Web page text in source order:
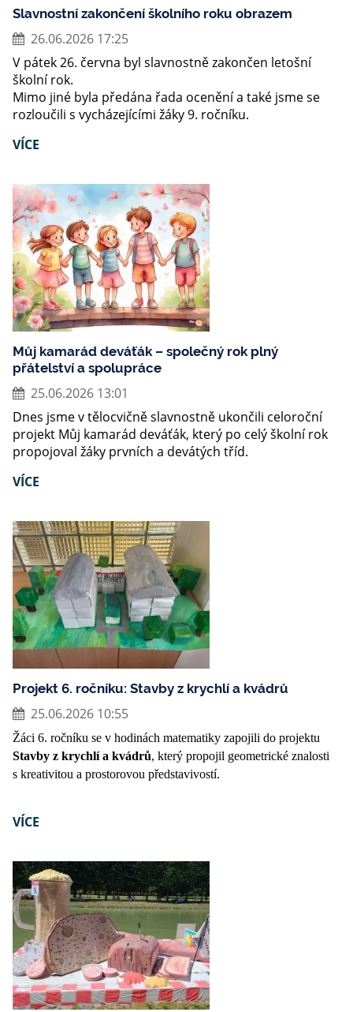
Slavnostní zakončení školního roku obrazem
26.06.2026 17:25
V pátek 26. června byl slavnostně zakončen letošní
školní rok.
Mimo jiné byla předána řada ocenění a také jsme se
rozloučili s vycházejícími žáky 9. ročníku.
VÍCE
Můj kamarád deváťák – společný rok plný
přátelství a spolupráce
25.06.2026 13:01
Dnes jsme v tělocvičně slavnostně ukončili celoroční
projekt Můj kamarád deváťák, který po celý školní rok
propojoval žáky prvních a devátých tříd.
VÍCE
Projekt 6. ročníku: Stavby z krychlí a kvádrů
25.06.2026 10:55
Žáci 6. ročníku se v hodinách matematiky zapojili do projektu
Stavby z krychlí a kvádrů, který propojil geometrické znalosti
s kreativitou a prostorovou představivostí.
VÍCE